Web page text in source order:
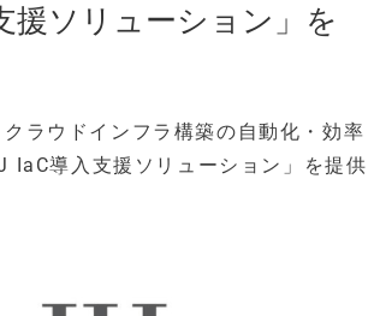
援ソリューション」を
ラウドインフラ構築の自動化・効率
IaC導入支援ソリューション」を提供